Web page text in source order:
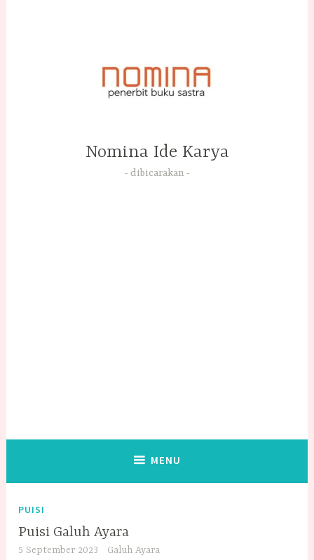
Nomina Ide Karya
dibicarakan
MENU
PUISI
Puisi Galuh Ayara
5 September 2023 Galuh Ayara